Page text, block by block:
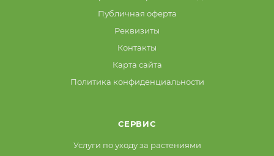
Публичная оферта
Реквизиты
Контакты
Карта сайта
Политика конфиденциальности
СЕРВИС
Услуги по уходу за растениями